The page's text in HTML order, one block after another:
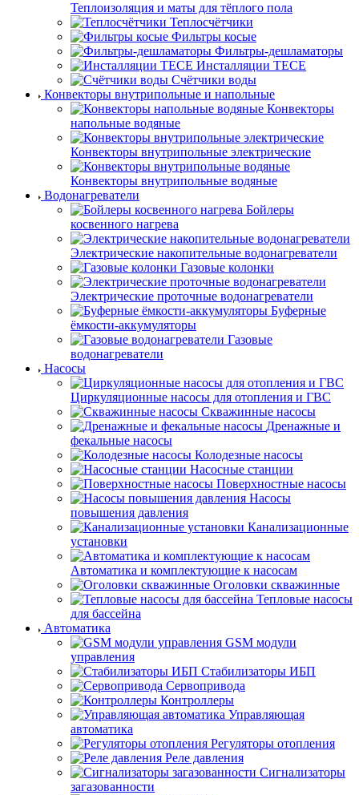
Теплоизоляция и маты для тёплого пола
Теплосчётчики
Фильтры косые
Фильтры-дешламаторы
Инсталляции TECE
Счётчики воды
Конвекторы внутрипольные и напольные
Конвекторы
напольные водяные
Конвекторы внутрипольные электрические
Конвекторы внутрипольные водяные
Водонагреватели
Бойлеры
косвенного нагрева
Электрические накопительные водонагреватели
Газовые колонки
Электрические проточные водонагреватели
Буферные
ёмкости-аккумуляторы
Газовые
водонагреватели
Насосы
Циркуляционные насосы для отопления и ГВС
Скважинные насосы
Дренажные и
фекальные насосы
Колодезные насосы
Насосные станции
Поверхностные насосы
Насосы
повышения давления
Канализационные
установки
Автоматика и комплектующие к насосам
Оголовки скважинные
Тепловые насосы
для бассейна
Автоматика
GSM модули
управления
Стабилизаторы ИБП
Сервопривода
Контроллеры
Управляющая
автоматика
Регуляторы отопления
Реле давления
Сигнализаторы
загазованности